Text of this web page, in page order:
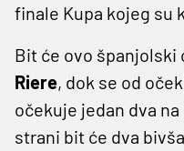
finale Kupa kojeg su
Bit će ovo španjolski
Riere, dok se od
očekuje jedan dva
strani bit će dva